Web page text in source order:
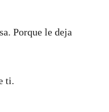
Porque le deja
ti.